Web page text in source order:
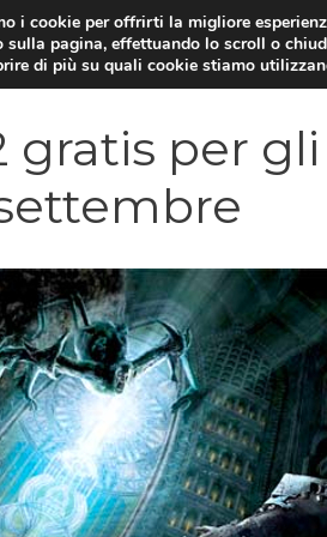
gratis per
i cookie per offrirti la migliore
sulla pagina, effettuando lo scroll o
di più su quali cookie stiamo